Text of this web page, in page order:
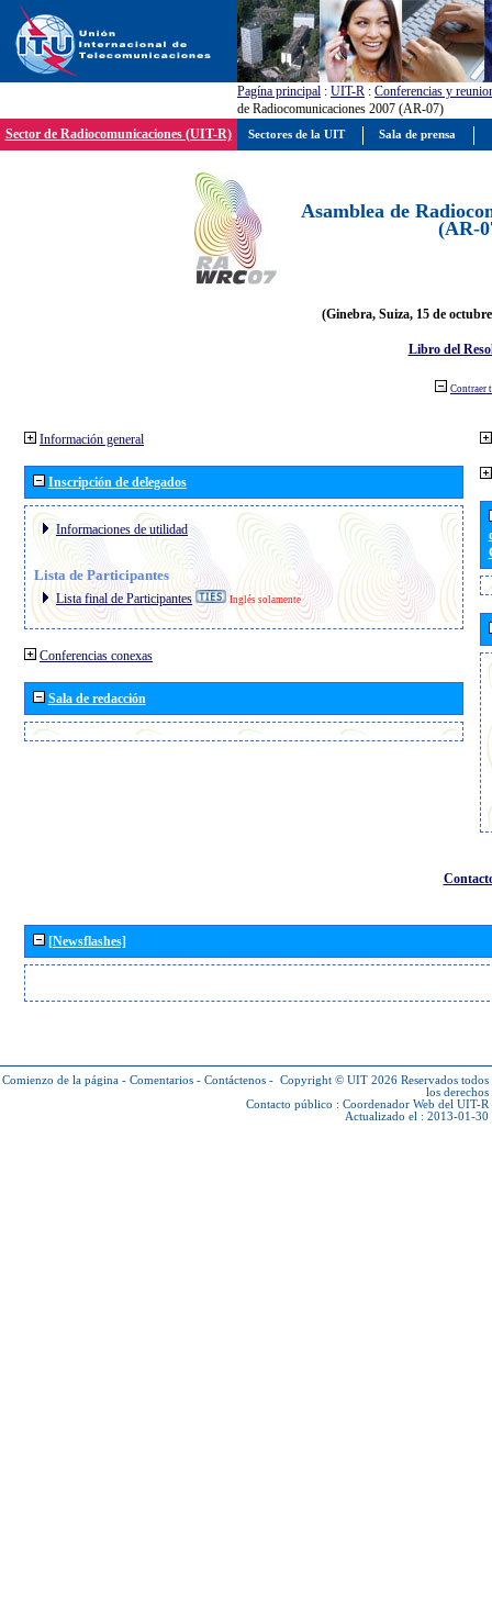
Pagína principal : UIT-R : Conferencias y
de Radiocomunicaciones 2007 (AR-07)
Sector de Radiocomunicaciones (UIT-R)
Asamblea de
(AR-
(Ginebra, Suiza, 15 de
Libro del
Contraer
Información general
Inscripción de delegados
Informaciones de utilidad
Lista de Participantes
Lista final de Participantes Inglés solamente
Conferencias conexas
Sala de redacción
[Newsflashes]
Comienzo de la página - Comentarios - Contáctenos - Copyright © UIT 2026 Reservados todos
los derechos
Contacto público : Coordenador Web del UIT-R
Actualizado el : 2013-01-30
Sectores de la UIT Sala de prensa